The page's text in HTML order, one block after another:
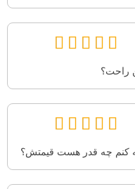
راحت؟
کنم چه قدر هست قیمتش؟